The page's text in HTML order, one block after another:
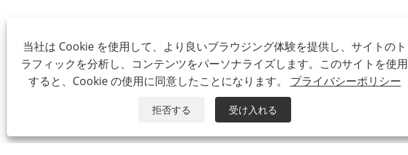
当社は Cookie を使用して、より良いブラウジング体験を提供し、サイトのト
ラフィックを分析し、コンテンツをパーソナライズします。このサイトを使用
すると、Cookie の使用に同意したことになります。 プライバシーポリシー
拒否する 受け入れる